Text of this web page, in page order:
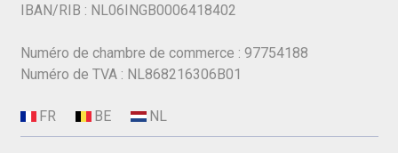
IBAN/RIB : NL06INGB0006418402
Numéro de chambre de commerce : 97754188
Numéro de TVA : NL868216306B01